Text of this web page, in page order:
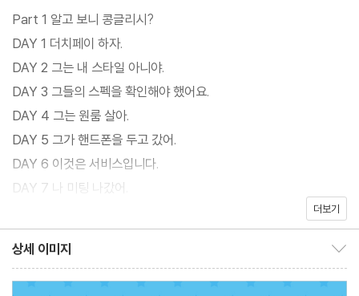
어를 바로잡을 수 있습니다.
미국 원어민이 들려주는 “생생한 REAL 영어 TALK”으로 영어의
미묘한 뉘앙스 차이와 문화적 배경까지 함께 배우고 나면 당신도 상
황에 맞는 진짜 영어를 구사할 수 있습니다.
Part 1 알고 보니 콩글리시?
DAY 1 더치페이 하자.
DAY 2 그는 내 스타일 아니야.
DAY 3 그들의 스펙을 확인해야 했어요.
DAY 4 그는 원룸 살아.
DAY 5 그가 핸드폰을 두고 갔어.
DAY 6 이것은 서비스입니다.
DAY 7 나 미팅 나갔어.
DAY 10 그건 A/S 안 돼.
Review
더보기
상세 이미지